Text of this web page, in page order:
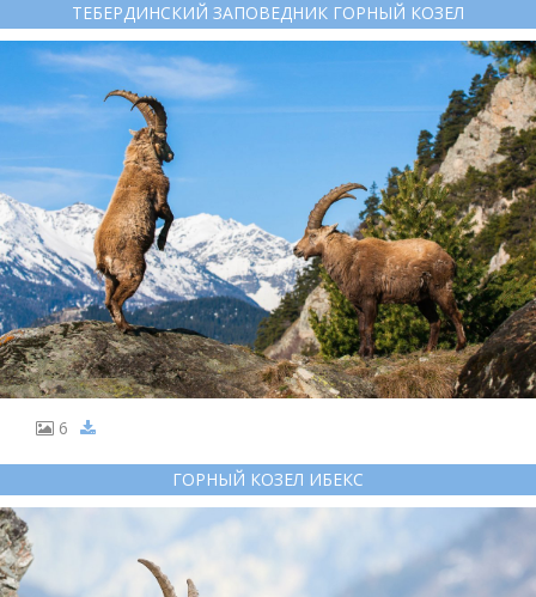
ТЕБЕРДИНСКИЙ ЗАПОВЕДНИК ГОРНЫЙ КОЗЕЛ
6
ГОРНЫЙ КОЗЕЛ ИБЕКС